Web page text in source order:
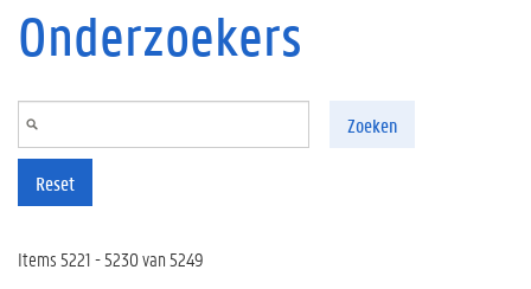
Onderzoekers
Zoeken
Reset
Items 5221 - 5230 van 5249